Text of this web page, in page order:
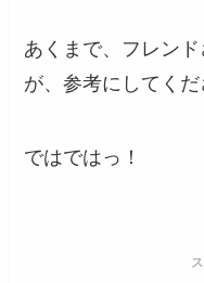
あくまで、フレン
が、参考にしてくだ
ではではっ！